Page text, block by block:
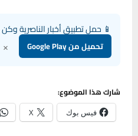
📱 حمل تطبيق أخبار الناصرية
تحميل من Google Play ×
شارك هذا الموضوع:
فيس بوك X